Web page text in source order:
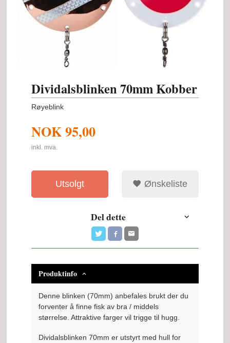
Dividalsblinken 70mm Kobber
Røyeblink
NOK95,00
inkl. mva.
Utsolgt Ønskeliste
Del dette
Produktinfo
Denne blinken (70mm) anbefales brukt der du
forventer å finne fisk av bra / middels
størrelse. Attraktive farger vil trigge til hugg.
Dividalsblinken 70mm er utstyrt med hull for